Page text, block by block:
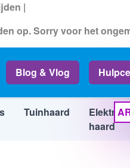
|
op. Sorry voor het
Blog & Vlog
Tuinhaard
haard